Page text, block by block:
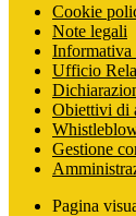
Cookie
Note legali
Informativa
Ufficio
Obiettivi di
Gestione
Pagina